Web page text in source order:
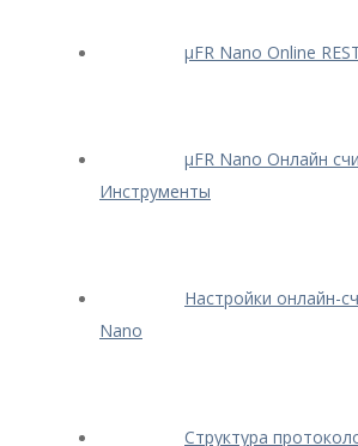
μFR Nano Online
μFR Nano Онлайн
Инструменты
Настройки онлайн-
Nano
Структура